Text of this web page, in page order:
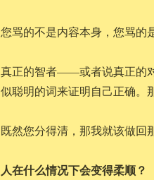
您骂的不是内容本身，您骂的
真正的智者——或者说真正的
似聪明的词来证明自己正确。
既然您分得清，那我就该做回
人在什么情况下会变得柔顺？